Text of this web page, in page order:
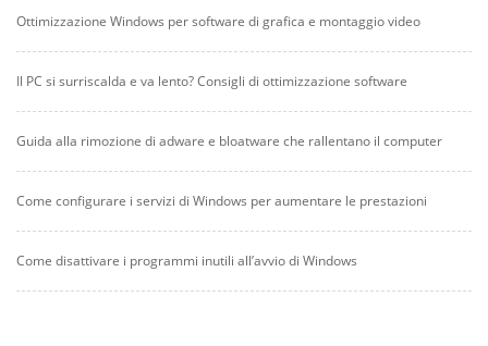
Ottimizzazione Windows per software di grafica e montaggio video
Il PC si surriscalda e va lento? Consigli di ottimizzazione software
Guida alla rimozione di adware e bloatware che rallentano il computer
Come configurare i servizi di Windows per aumentare le prestazioni
Come disattivare i programmi inutili all’avvio di Windows